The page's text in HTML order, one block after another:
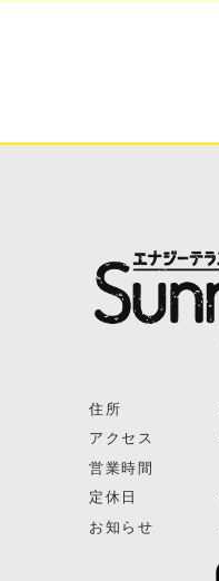
住所
アクセス
営業時間
定休日
お知らせ